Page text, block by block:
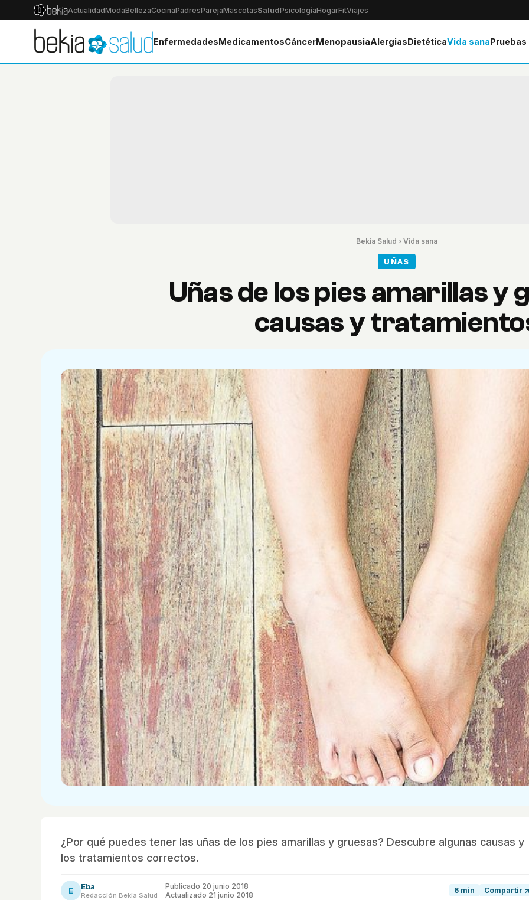
ActualidadModaBellezaCocinaPadresParejaMascotasSaludPsicologíaHogarFitViajes
EnfermedadesMedicamentosCáncerMenopausiaAlergiasDietéticaVida sana
Bekia Salud › Vida sana
UÑAS
Uñas de los pies amarillas y
causas y
¿Por qué puedes tener las uñas de los pies amarillas y gruesas? Descubre algunas causas y
los tratamientos correctos.
E Eba
Redacción Bekia Salud
Publicado 20 junio 2018
Actualizado 21 junio 2018
6 min Compartir ↗